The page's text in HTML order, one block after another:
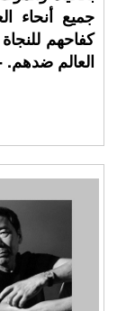
جميع أنحاء
كفاحهم
العالم ضدهم.